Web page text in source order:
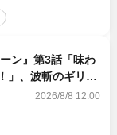
ン』第3話「味わ
」、波斬のギリコ
きた！2026/8/8 12:00